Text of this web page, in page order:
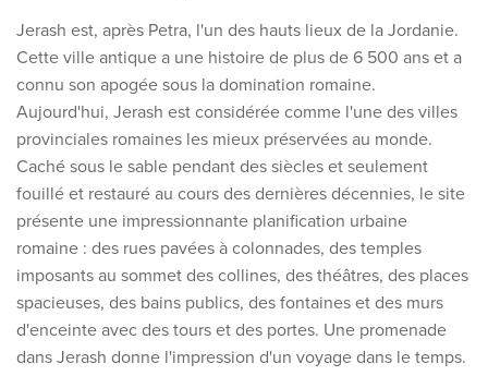
Jerash est, après Petra, l'un des hauts lieux de la Jordanie.
Cette ville antique a une histoire de plus de 6 500 ans et a
connu son apogée sous la domination romaine.
Aujourd'hui, Jerash est considérée comme l'une des villes
provinciales romaines les mieux préservées au monde.
Caché sous le sable pendant des siècles et seulement
fouillé et restauré au cours des dernières décennies, le site
présente une impressionnante planification urbaine
romaine : des rues pavées à colonnades, des temples
imposants au sommet des collines, des théâtres, des places
spacieuses, des bains publics, des fontaines et des murs
d'enceinte avec des tours et des portes. Une promenade
dans Jerash donne l'impression d'un voyage dans le temps.